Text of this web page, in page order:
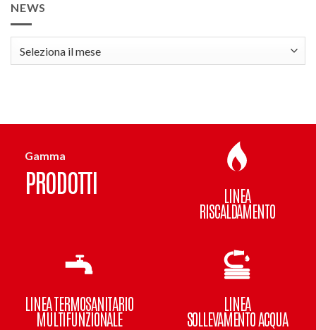
NEWS
Gamma
PRODOTTI LINEA
RISCALDAMENTO
LINEA TERMOSANITARIO
MULTIFUNZIONALE
LINEA
SOLLEVAMENTO ACQUA